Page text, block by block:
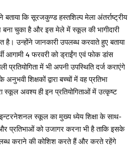
कि सूरजकुण्ड हस्तशिल्प मेला अंतर्राष्ट्रीय
चुका है और इस मेले में स्कूल की भागीदारी
है। उन्होंने जानकारी उपलब्ध करवाते हुए बताया
आगामी 4 फरवरी को ड्राईंग एवं फोक डांस
प्रतियोगिता में भी अपनी उपस्थिति दर्ज कराएंगे
शिक्षकों द्वारा बच्चों में वह प्रतिभा
स्कूल अवश्य ही इन प्रतियोगिताओं में उत्कृष्ट
इन्टरनेशनल स्कूल का मुख्य ध्येय शिक्षा के साथ-
प्रतिभाओं को उजागर करना भी है ताकि इसके
कराने की कोशिश करते हैं और करते रहेंगे